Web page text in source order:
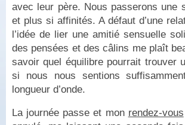
avec leur père. Nous passerons une
et plus si affinités. A défaut d’une
l’idée de lier une amitié sensuelle
des pensées et des câlins me plaît
savoir quel équilibre pourrait trouver
si nous nous sentions
longueur d’onde.
La journée passe et mon rendez-vous